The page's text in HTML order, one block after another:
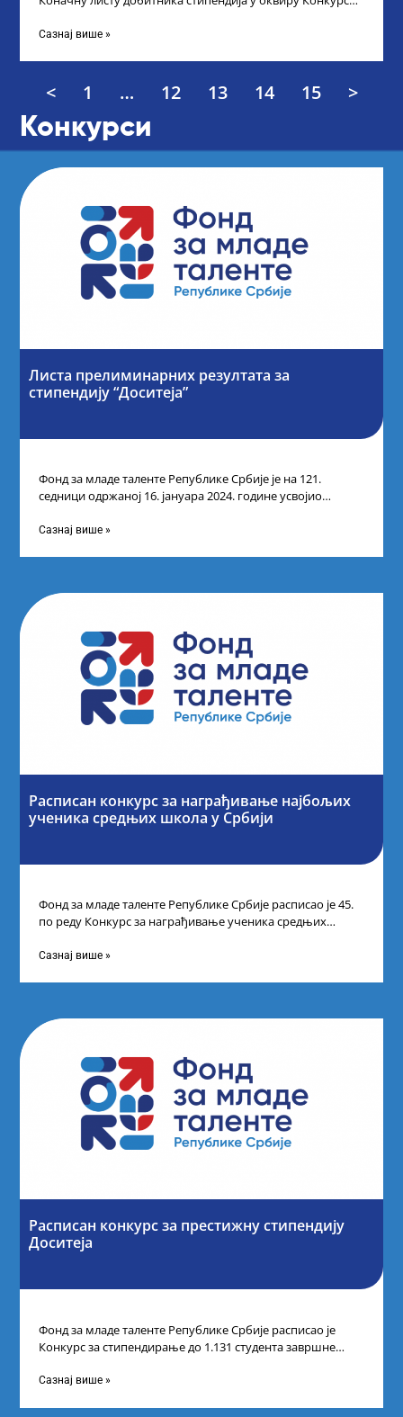
Сазнај више »
< 1 … 12 13 14 15 >
Конкурси
Листа прелиминарних резултата за
стипендију “Доситеја”
Фонд за младе таленте Републике Србије је на 121.
седници одржаној 16. јануара 2024. године усвојио
Сазнај више »
Расписан конкурс за награђивање најбољих
ученика средњих школа у Србији
Фонд за младе таленте Републике Србије расписао је 45.
по реду Конкурс за награђивање ученика средњих
Сазнај више »
Расписан конкурс за престижну стипендију
Доситеја
Фонд за младе таленте Републике Србије расписао је
Конкурс за стипендирање до 1.131 студента завршне
Сазнај више »